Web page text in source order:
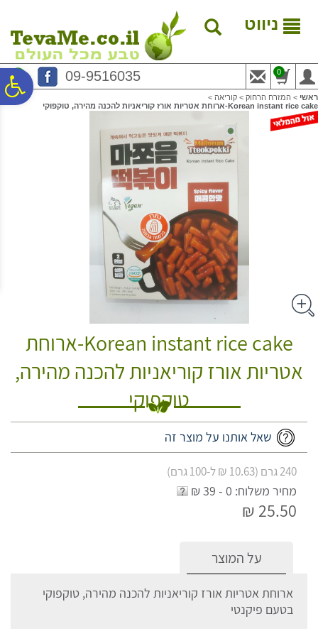
נגישות
המרכזי
ניווט
09-9516035 0
ראשי > המזרח הרחוק > קוריאה >
Korean instant rice cake-ארוחת אטריות אורז קוריאניות להכנה מהירה, טוקפוקי
Korean instant rice cake-ארוחת
אטריות אורז קוריאניות להכנה מהירה,
טוקפוקי
שאל אותנו על מוצר זה
240 גרם (10.63 ₪ ל-100 גרם)
מחיר משלוח: 0 - 39 ₪
25.50 ₪
על המוצר
ארוחת אטריות אורז קוריאניות להכנה מהירה, טוקפוקי
בטעם פיקנטי